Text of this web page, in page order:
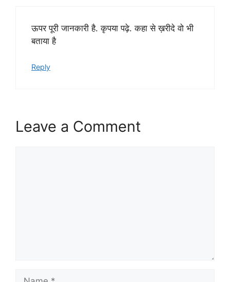
ऊपर पूरी जानकारी है. कृपया पढ़े. कहा से ख़रीदे वो भी
बताया है
Reply
Leave a Comment